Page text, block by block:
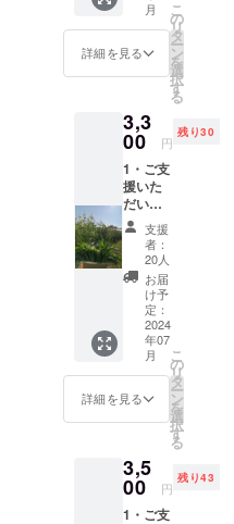
ギーをもら
う事
男の子のマ
息子は皆様
のお陰で
大きく大き
く、スクス
ク育ちまし
た
私が何故8年
ニックママ
になり、
今尚、再度
認証を目指
すのか簡単
ていただき
就職氷河期
ます ・
お届け
予定
日：
2024年
受け渡
し方
法：
メール
でお送
りしま
す。
月
詳細を見る
こ
の
リ
タ
ー
ン
を
選
択
す
る
3,3
00 円
残り30
1・ご支
援いた
だいた
大切な
支援者
の方々
に御礼
のメー
北海道
産 ヤン
グコー
ン(４０
本) こち
らのヤ
ング
は甘さ
や栄養
を蓄え
させる
支援
者：
20人
お届
け予
定：
2024
年07
月
詳細を見る
こ
の
リ
タ
ー
ン
を
選
択
す
る
3,5
00 円
残り43
1・ご支